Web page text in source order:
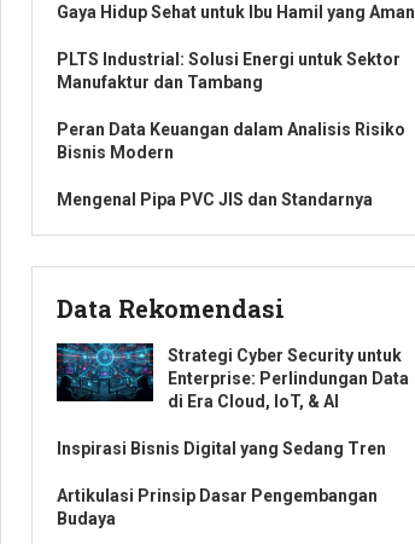
Gaya Hidup Sehat untuk Ibu Hamil yang Aman
PLTS Industrial: Solusi Energi untuk Sektor
Manufaktur dan Tambang
Peran Data Keuangan dalam Analisis Risiko
Bisnis Modern
Mengenal Pipa PVC JIS dan Standarnya
Data Rekomendasi
Strategi Cyber Security untuk
Enterprise: Perlindungan Data
di Era Cloud, IoT, & AI
Inspirasi Bisnis Digital yang Sedang Tren
Artikulasi Prinsip Dasar Pengembangan
Budaya